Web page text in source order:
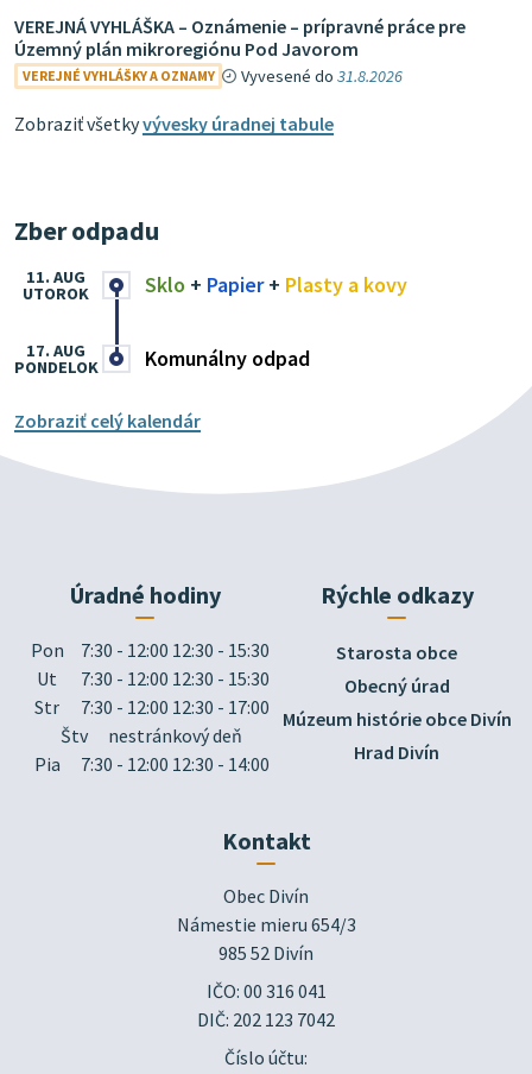
VEREJNÁ VYHLÁŠKA – Oznámenie – prípravné práce pre
Územný plán mikroregiónu Pod Javorom
VEREJNÉ VYHLÁŠKY A OZNAMY Vyvesené do31.8.2026
Zobraziť všetkyvývesky úradnej tabule
Zber odpadu
Sklo + Papier+ Plasty a kovy
11. AUG
UTOROK
Komunálny odpad
17. AUG
PONDELOK
Zobraziť celý kalendár
Úradné hodiny
Pon
7:30 - 12:00 12:30 - 15:30
Ut
7:30 - 12:00 12:30 - 15:30
Str
7:30 - 12:00 12:30 - 17:00
Štv
nestránkový deň
Pia
7:30 - 12:00 12:30 - 14:00
Rýchle odkazy
Starosta obce
Obecný úrad
Múzeum histórie obce Divín
Hrad Divín
Kontakt
Obec Divín
Námestie mieru 654/3
985 52 Divín
IČO: 00 316 041
DIČ: 202 123 7042
Číslo účtu: